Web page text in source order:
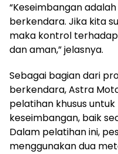
“Keseimbangan
berkendara. Jika kita
maka kontrol
dan aman,” jelasnya.
Sebagai bagian dari
berkendara, Astra
pelatihan khusus
keseimbangan, baik
Dalam pelatihan ini,
menggunakan dua